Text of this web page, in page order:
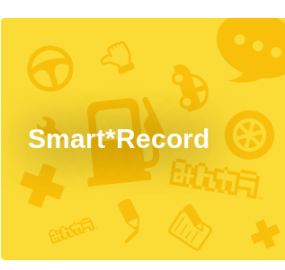
Smart*Record